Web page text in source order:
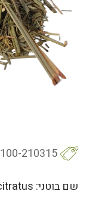
100-210315
שם בוטני: Cymbopogon citratus